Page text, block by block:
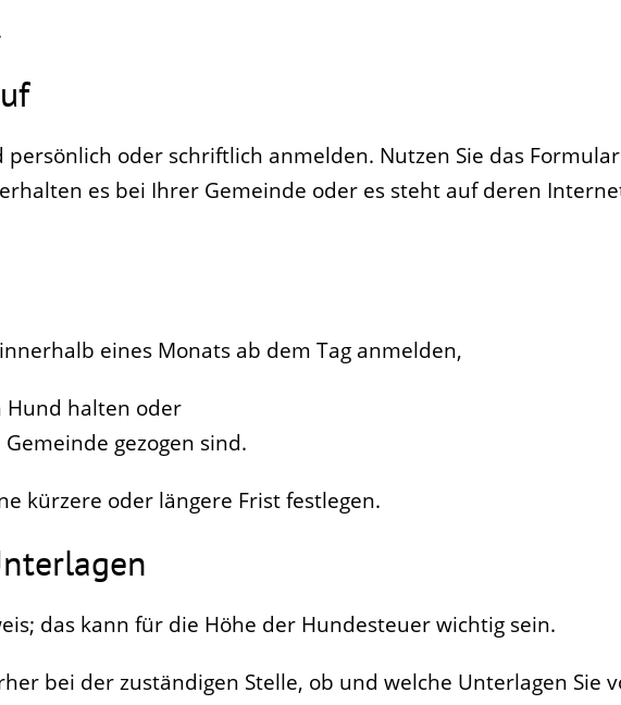
persönlich oder schriftlich anmelden. Nutzen Sie das
es bei Ihrer Gemeinde oder es steht auf deren
eines Monats ab dem Tag anmelden,
Hund halten oder
gezogen sind.
kürzere oder längere Frist festlegen.
das kann für die Höhe der Hundesteuer wichtig sein.
bei der zuständigen Stelle, ob und welche Unterlagen Sie